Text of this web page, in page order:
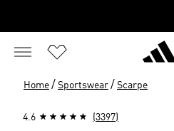
Home / Sportswear / Scarpe
4.6 (3397)